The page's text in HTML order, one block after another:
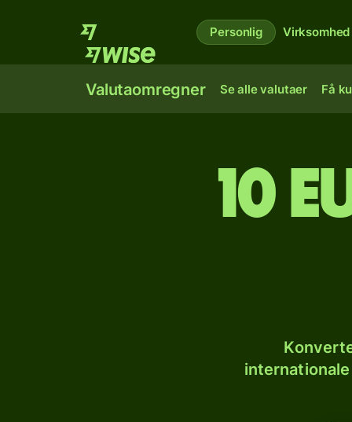
Personlig Virksomhed
Valutaomregner Se alle valutaer Få
10